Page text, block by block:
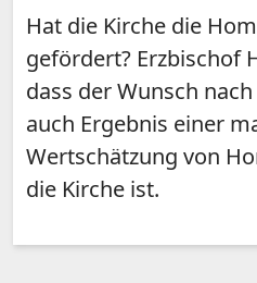
Hat die Kirche die
gefördert? Erzbischof
dass der Wunsch
auch Ergebnis einer
Wertschätzung von
die Kirche ist.